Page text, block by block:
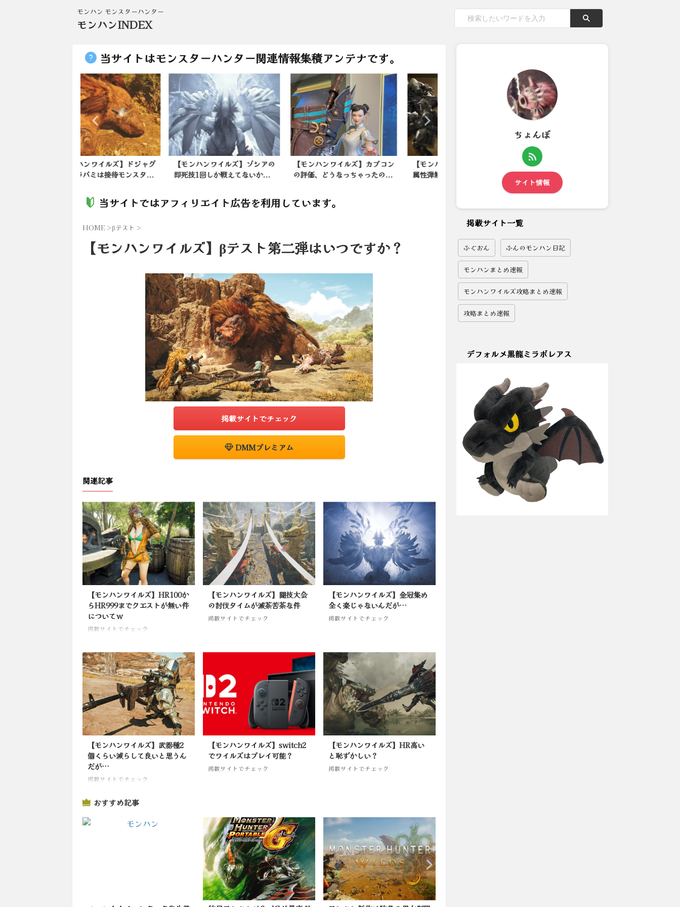
モンハン モンスターハンター
モンハンINDEX
当サイトはモンスターハンター関連情報集積アンテナです。
【モンハンワイルズ】ゾシアの
即死技1回しか戦えてないか...
【モンハンワイルズ】カプコン
の評価、どうなっちゃったの...
【モンハンワイルズ】ヘビィは
属性弾無くなるとやることな...
【モンハンワイルズ】アルシュ
ベルドの4本鎖ビターンって...
当サイトではアフィリエイト広告を利用しています。
HOME >βテスト >
【モンハンワイルズ】βテスト第二弾はいつですか？
掲載サイトでチェック
DMMプレミアム
関連記事
【モンハンワイルズ】HR100か
らHR999までクエストが無い件
についてｗ
掲載サイトでチェック
【モンハンワイルズ】闘技大会
の討伐タイムが滅茶苦茶な件
掲載サイトでチェック
【モンハンワイルズ】金冠集め
全く楽じゃないんだが…
掲載サイトでチェック
【モンハンワイルズ】武器種2
個くらい減らして良いと思うん
だが…
掲載サイトでチェック
【モンハンワイルズ】switch2
でワイルズはプレイ可能？
掲載サイトでチェック
【モンハンワイルズ】HR高い
と恥ずかしい？
掲載サイトでチェック
おすすめ記事
ちょんぼ
サイト情報
掲載サイト一覧
ふぐおん ふんのモンハン日記
モンハンまとめ速報
モンハンワイルズ攻略まとめ速報
攻略まとめ速報
デフォルメ黒龍ミラボレアス